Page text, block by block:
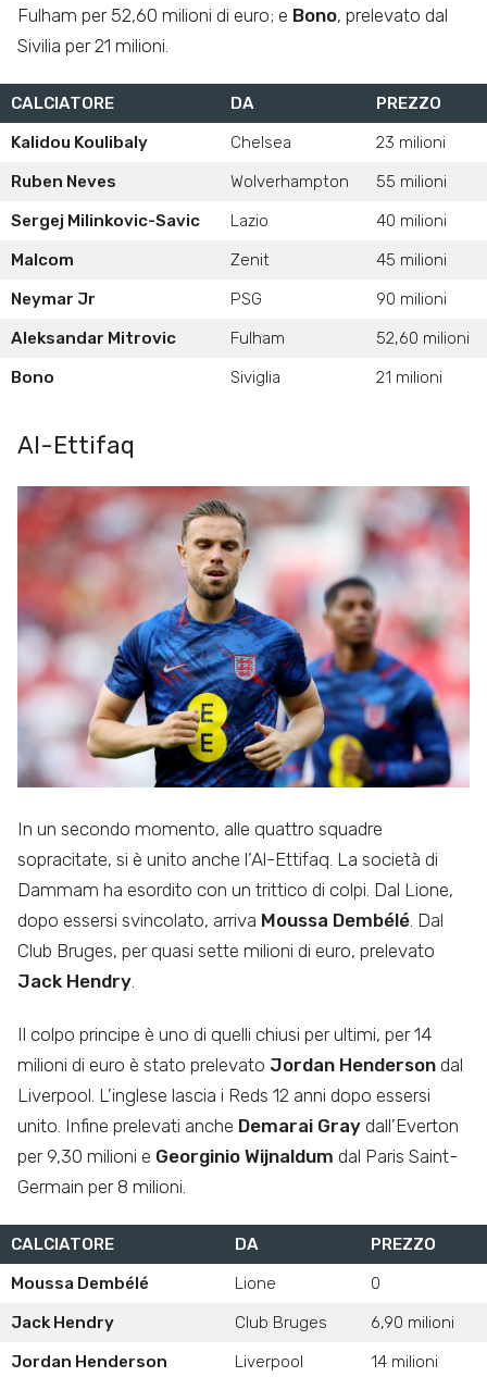
Fulham per 52,60 milioni di euro; e Bono, prelevato dal
Sivilia per 21 milioni.
CALCIATORE DA
PREZZO
Kalidou Koulibaly
Chelsea
23 milioni
Ruben Neves
Wolverhampton
55 milioni
Sergej Milinkovic-Savic
Lazio
40 milioni
Malcom
Zenit
45 milioni
Neymar Jr
PSG
90 milioni
Aleksandar Mitrovic
Fulham
52,60 milioni
Bono
Siviglia 21 milioni
Al-Ettifaq
In un secondo momento, alle quattro squadre
sopracitate, si è unito anche l’Al-Ettifaq. La società di
Dammam ha esordito con un trittico di colpi. Dal Lione,
dopo essersi svincolato, arriva Moussa Dembélé. Dal
Club Bruges, per quasi sette milioni di euro, prelevato
Jack Hendry.
Il colpo principe è uno di quelli chiusi per ultimi, per 14
milioni di euro è stato prelevato Jordan Henderson dal
Liverpool. L’inglese lascia i Reds 12 anni dopo essersi
unito. Infine prelevati anche Demarai Gray dall’Everton
per 9,30 milioni e Georginio Wijnaldum dal Paris Saint-
Germain per 8 milioni.
CALCIATORE DA
PREZZO
Moussa Dembélé
Lione
0
Jack Hendry
Club Bruges
6,90 milioni
Jordan Henderson
Liverpool 14 milioni